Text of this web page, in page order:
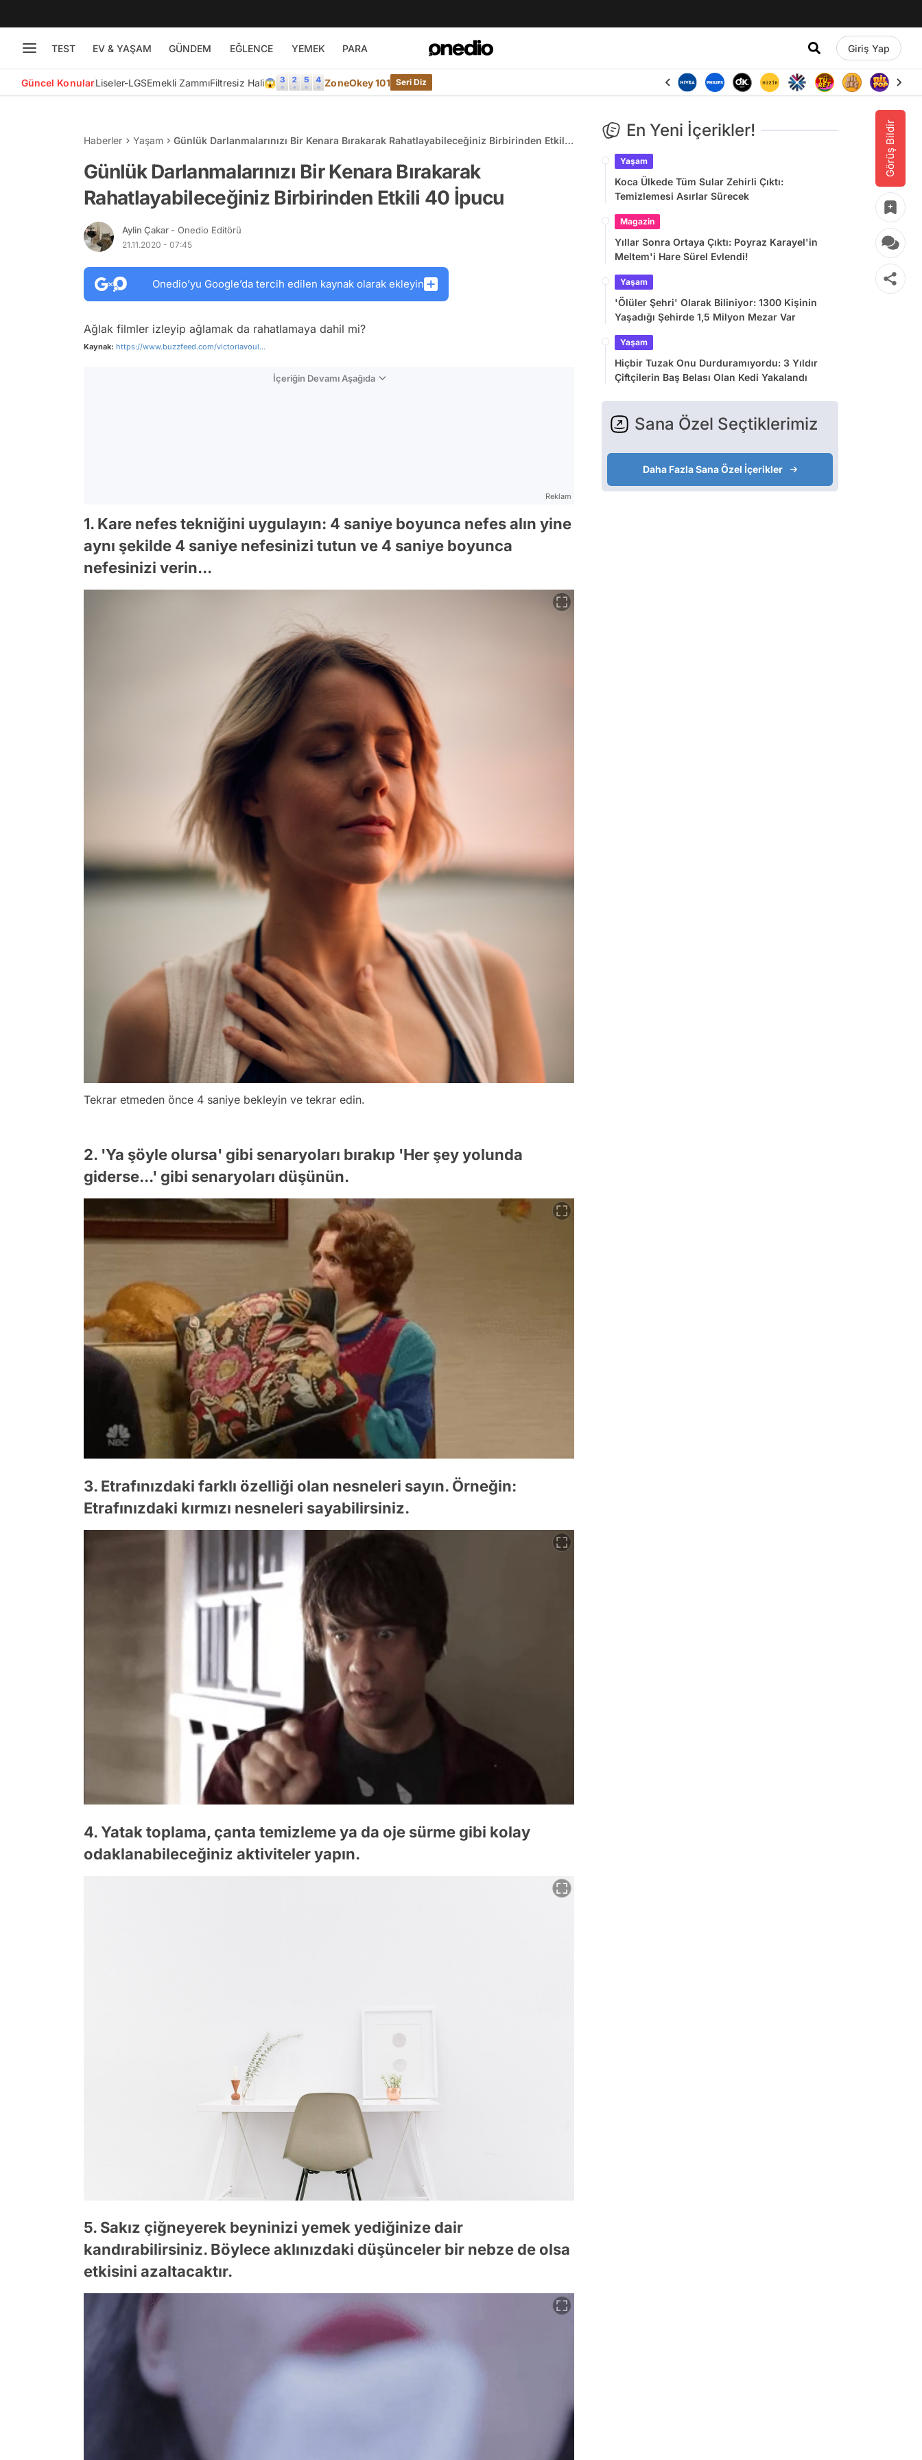
TEST EV & YAŞAM GÜNDEM EĞLENCE YEMEK PARA Giriş Yap
Güncel KonularLiseler-LGSEmekli ZammıFiltresiz Hali😱 ZoneOkey 101 Seri Diz
Görüş Bildir
Haberler Yaşam
Günlük Darlanmalarınızı Bir Kenara Bırakarak Rahatlayabileceğiniz Birbirinden Etkili
Günlük Darlanmalarınızı Bir Kenara Bırakarak
Rahatlayabileceğiniz Birbirinden Etkili 40 İpucu
Aylin Çakar - Onedio Editörü
21.11.2020 - 07:45
Onedio’yu Google’da tercih edilen kaynak olarak ekleyin
Ağlak filmler izleyip ağlamak da rahatlamaya dahil mi?
Kaynak: https://www.buzzfeed.com/victoriavoul...
İçeriğin Devamı Aşağıda
Reklam
1. Kare nefes tekniğini uygulayın: 4 saniye boyunca nefes alın yine
aynı şekilde 4 saniye nefesinizi tutun ve 4 saniye boyunca
nefesinizi verin...
Tekrar etmeden önce 4 saniye bekleyin ve tekrar edin.
2. 'Ya şöyle olursa' gibi senaryoları bırakıp 'Her şey yolunda
giderse...' gibi senaryoları düşünün.
3. Etrafınızdaki farklı özelliği olan nesneleri sayın. Örneğin:
Etrafınızdaki kırmızı nesneleri sayabilirsiniz.
4. Yatak toplama, çanta temizleme ya da oje sürme gibi kolay
odaklanabileceğiniz aktiviteler yapın.
5. Sakız çiğneyerek beyninizi yemek yediğinize dair
kandırabilirsiniz. Böylece aklınızdaki düşünceler bir nebze de olsa
etkisini azaltacaktır.
En Yeni İçerikler!
Yaşam
Koca Ülkede Tüm Sular Zehirli Çıktı:
Temizlemesi Asırlar Sürecek
Magazin
Yıllar Sonra Ortaya Çıktı: Poyraz Karayel'in
Meltem'i Hare Sürel Evlendi!
Yaşam
'Ölüler Şehri' Olarak Biliniyor: 1300 Kişinin
Yaşadığı Şehirde 1,5 Milyon Mezar Var
Yaşam
Hiçbir Tuzak Onu Durduramıyordu: 3 Yıldır
Çiftçilerin Baş Belası Olan Kedi Yakalandı
Sana Özel Seçtiklerimiz
Daha Fazla Sana Özel İçerikler